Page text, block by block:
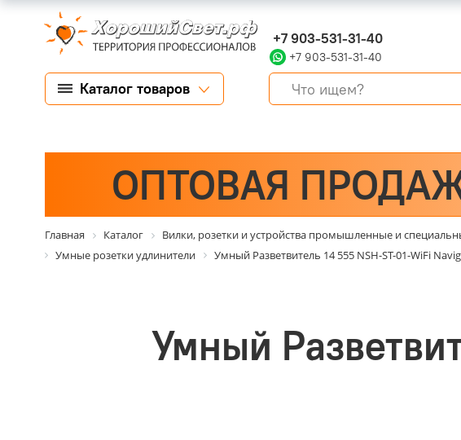
+7 903-531-31-40
+7 903-531-31-40
Каталог товаров
ОПТОВАЯ
Главная Каталог Вилки, розетки и устройства промышленные и
Умные розетки удлинители
Умный Разветвитель 14 555 NSH-ST-01-WiFi
Умный